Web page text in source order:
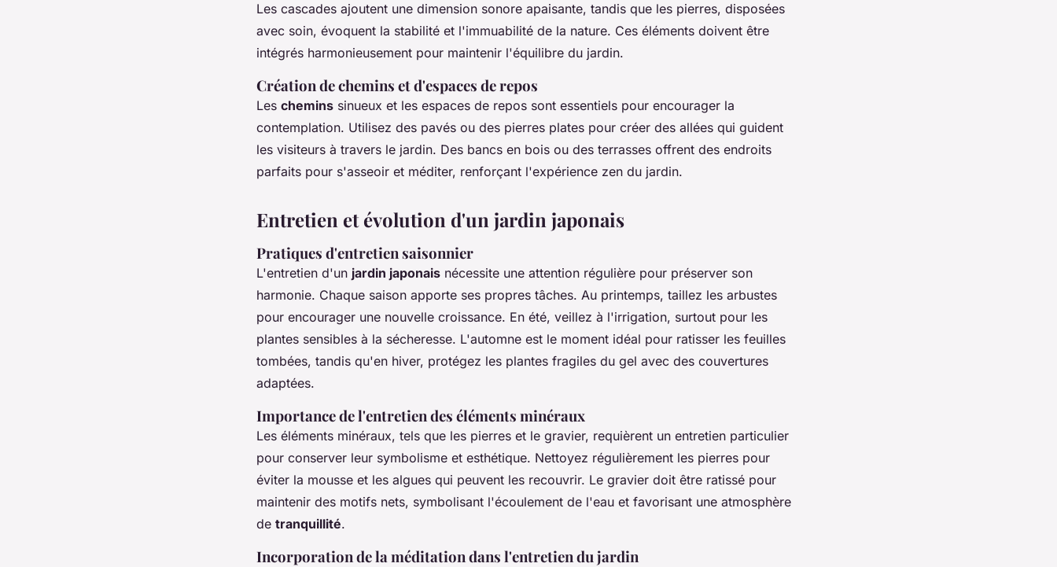
Les cascades ajoutent une dimension sonore apaisante, tandis que les pierres, disposées
avec soin, évoquent la stabilité et l'immuabilité de la nature. Ces éléments doivent être
intégrés harmonieusement pour maintenir l'équilibre du jardin.
Création de chemins et d'espaces de repos
Les chemins sinueux et les espaces de repos sont essentiels pour encourager la
contemplation. Utilisez des pavés ou des pierres plates pour créer des allées qui guident
les visiteurs à travers le jardin. Des bancs en bois ou des terrasses offrent des endroits
parfaits pour s'asseoir et méditer, renforçant l'expérience zen du jardin.
Entretien et évolution d'un jardin japonais
Pratiques d'entretien saisonnier
L'entretien d'un jardin japonais nécessite une attention régulière pour préserver son
harmonie. Chaque saison apporte ses propres tâches. Au printemps, taillez les arbustes
pour encourager une nouvelle croissance. En été, veillez à l'irrigation, surtout pour les
plantes sensibles à la sécheresse. L'automne est le moment idéal pour ratisser les feuilles
tombées, tandis qu'en hiver, protégez les plantes fragiles du gel avec des couvertures
adaptées.
Importance de l'entretien des éléments minéraux
Les éléments minéraux, tels que les pierres et le gravier, requièrent un entretien particulier
pour conserver leur symbolisme et esthétique. Nettoyez régulièrement les pierres pour
éviter la mousse et les algues qui peuvent les recouvrir. Le gravier doit être ratissé pour
maintenir des motifs nets, symbolisant l'écoulement de l'eau et favorisant une atmosphère
de tranquillité.
Incorporation de la méditation dans l'entretien du jardin